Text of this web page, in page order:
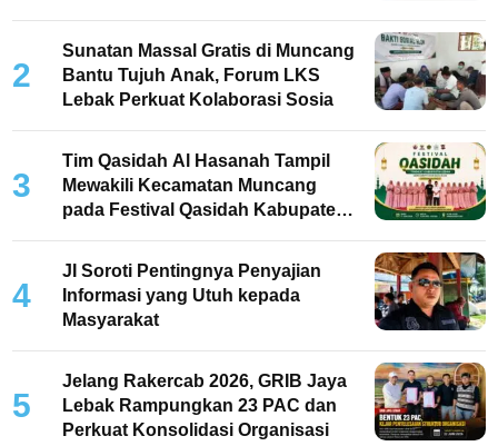
2
Sunatan Massal Gratis di Muncang
Bantu Tujuh Anak, Forum LKS
Lebak Perkuat Kolaborasi Sosia
3
Tim Qasidah Al Hasanah Tampil
Mewakili Kecamatan Muncang
pada Festival Qasidah Kabupaten
4
JI Soroti Pentingnya Penyajian
Informasi yang Utuh kepada
Masyarakat
5
Jelang Rakercab 2026, GRIB Jaya
Lebak Rampungkan 23 PAC dan
Perkuat Konsolidasi Organisasi